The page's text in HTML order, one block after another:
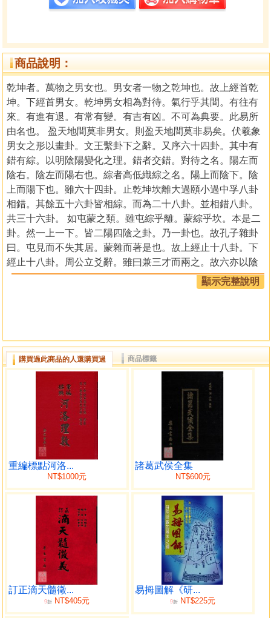
商品說明：
乾坤者。萬物之男女也。男女者一物之乾坤也。故上經首乾
坤。下經首男女。乾坤男女相為對待。氣行乎其間。有往有
來。有進有退。有常有變。有吉有凶。不可為典要。此易所
由名也。 盈天地間莫非男女。則盈天地間莫非易矣。伏羲象
男女之形以畫卦。文王繫卦下之辭。又序六十四卦。其中有
錯有綜。以明陰陽變化之理。錯者交錯。對待之名。陽左而
陰右。陰左而陽右也。綜者高低織綜之名。陽上而陰下。陰
上而陽下也。雖六十四卦。止乾坤坎離大過頤小過中孚八卦
相錯。其餘五十六卦皆相綜。而為二十八卦。並相錯八卦。
共三十六卦。 如屯蒙之類。雖屯綜乎離。蒙綜乎坎。本是二
卦。然一上一下。皆二陽四陰之卦。乃一卦也。故孔子雜卦
曰。屯見而不失其居。蒙雜而著是也。故上經止十八卦。下
經止十八卦。周公立爻辭。雖曰兼三才而兩之。故六亦以陰
陽之氣皆極子六。天地間窮上反下循環無端者。不過此六而
已。此立六爻之意也。 孔子見男女有象即有數。有數即有
以後。註易諸儒皆以象失其傳。不言其象止言其理。
儒卦變之非。于此四者。既不知則易不得其門而入。不
得其門而入。則其註疏之所言者。乃門外之粗淺。非門內之
奧妙。 是自孔子沒而易亡。已至今日矣。四聖之易。如長夜
者二干餘年。其不可長嘆也哉。夫易者象也。象也者像也。
此孔子之言也。曰像者。乃事理之彷佛。近似可以想像者
也。非真有實事也。非真有實理也。若以事論金。豈可為車
玉。豈可為鉉。若以理論虎尾。豈可履左腹。豈可人易。與
諸經不同者。全在于此如。 禹謨曰。惠迪吉從逆凶。惟影響
是真有此理也。如泰誓曰。惟十有三季。春大會于孟津。是
真有此事也。若易則無此事。無此理惟有此象而已。有象則
大小遠近精粗。千蹊萬徑之理咸宮乎。其中方可彌綸天地。
無象則所言者止一理而已。何以彌綸。故象猶鏡也。 有鏡則
萬物畢照。若舍其鏡。是無鏡而索照矣。不知其象易。不註
可也。又如以某卦。自某卦變。此虞翻之說也。後儒信而從
之。如訟卦剛來而得中。乃以為自遯。卦來不知。乃綜卦
訟相綜乃坎之陽交。來于內而得中也。孔子贊其為天下
之至變。正在于此。 益乾所屬。綜乎坤坎所屬。綜乎離艮所
顯示完整說明
購買過此商品的人還購買過 商品標籤
重編標點河洛...
NT$1000元
諸葛武侯全集
NT$600元
訂正滴天髓徵...
9折NT$405元
易拇圖解《研...
9折 NT$225元